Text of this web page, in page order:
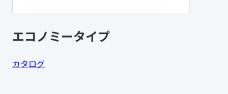
エコノミータイプ
カタログ